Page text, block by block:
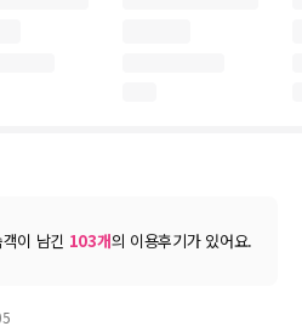
이 남긴 103개의 이용후기가 있어요.